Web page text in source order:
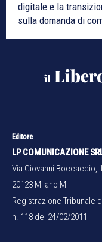
digitale e la
sulla domanda di
Editore
LP COMUNICAZIONE
Via Giovanni Boccaccio,
20123 Milano MI
Registrazione Tribunale
n. 118 del 24/02/2011